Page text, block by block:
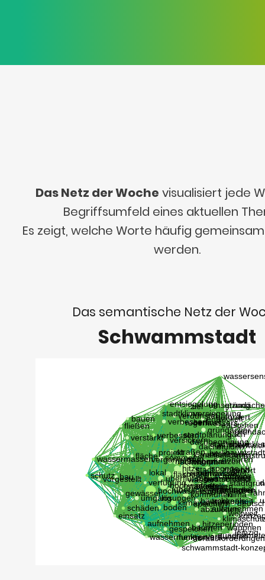
Das Netz der Woche visualisiert jede
Begriffsumfeld eines aktuellen
Es zeigt, welche Worte häufig
werden.
Das semantische Netz der
Schwammstadt